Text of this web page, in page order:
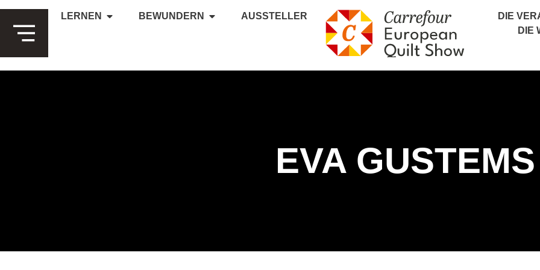
LERNEN BEWUNDERN AUSSTELLER
DIE
DIE
EVA GUSTEMS